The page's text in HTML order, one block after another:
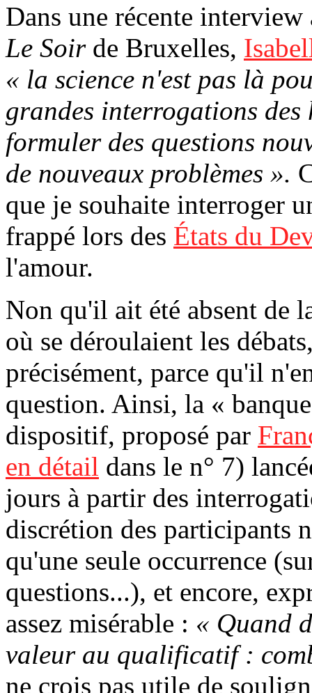
Dans une récente
Le Soirde Bruxelles,
« la science n'est pas là
grandes interrogations des
formuler des questions
de nouveaux problèmes ».
que je souhaite interroger
frappé lors des États du
l'amour.
Non qu'il ait été absent de
où se déroulaient les
précisément, parce qu'il
question. Ainsi, la «
dispositif, proposé par
en détail dans le n° 7)
jours à partir des
discrétion des participants
qu'une seule occurrence
questions...), et encore,
assez misérable : « Quand
valeur au qualificatif :
ne crois pas utile de